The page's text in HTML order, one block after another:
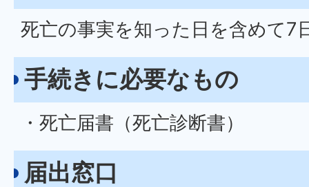
死亡の事実を知った日を含めて7
手続きに必要なもの
・死亡届書（死亡診断書）
届出窓口